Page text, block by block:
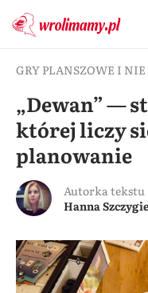
GRY PLANSZOWE I
„Dewan” —
której liczy
planowanie
Autorka tekstu
Hanna